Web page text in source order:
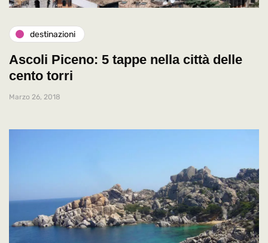
destinazioni
Ascoli Piceno: 5 tappe nella città delle
cento torri
Marzo 26, 2018